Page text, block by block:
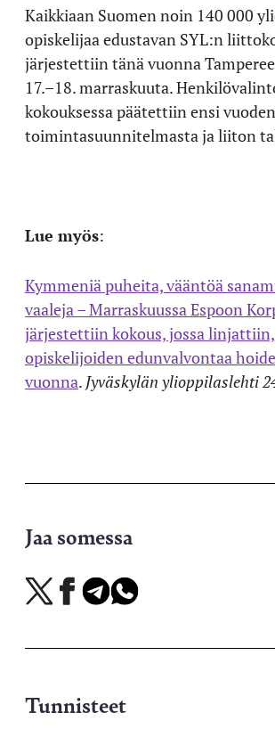
Kaikkiaan Suomen noin 140 000
opiskelijaa edustavan SYL:n
järjestettiin tänä vuonna
17.–18. marraskuuta.
kokouksessa päätettiin ensi vuoden
toimintasuunnitelmasta ja liiton
Lue myös:
Kymmeniä puheita, vääntöä
vaaleja – Marraskuussa Espoon
järjestettiin kokous, jossa
opiskelijoiden edunvalvontaa
vuonna. Jyväskylän ylioppilaslehti
Jaa somessa
Jaa
X-
Jaa
Facebookissa
Jaa
Telegramissa
Jaa
WhatsAppissa
Tunnisteet